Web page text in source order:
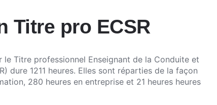
Titre pro ECSR
Titre professionnel Enseignant de la Conduite et
dure 1211 heures. Elles sont réparties de la façon
280 heures en entreprise et 21 heures heures